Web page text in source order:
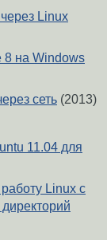
Linux
8 на Windows
сеть (2013)
11.04 для
Linux с